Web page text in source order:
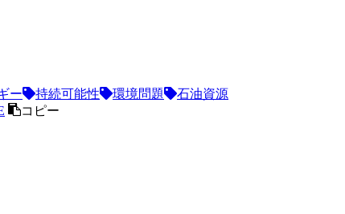
ー 持続可能性 環境問題
石油資源
コピー